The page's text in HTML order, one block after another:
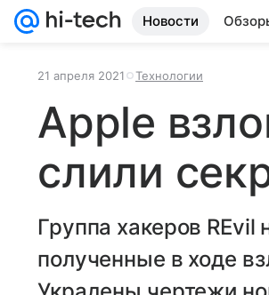
Новости
21 апреля 2021 Технологии
Apple
слили
Группа хакеров
полученные в ходе